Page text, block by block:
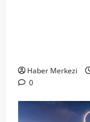
Haber Merkezi
0